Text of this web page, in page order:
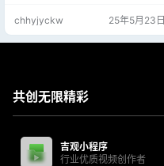
chhyjyckw 25年5月23日
共创无限精彩
吉观小程序
行业优质视频创作者